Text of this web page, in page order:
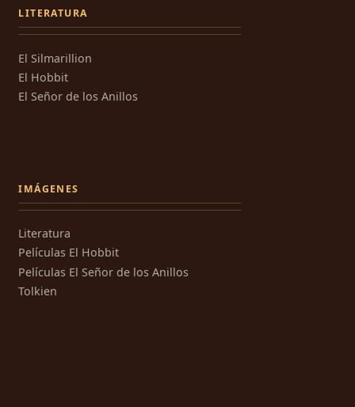
LITERATURA
El Silmarillion
El Hobbit
El Señor de los Anillos
IMÁGENES
Literatura
Películas El Hobbit
Películas El Señor de los Anillos
Tolkien